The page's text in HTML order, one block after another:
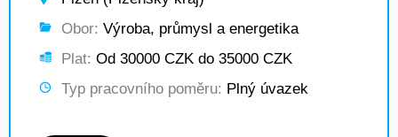
Obor: Výroba, průmysl a energetika
Plat: Od 30000 CZK do 35000 CZK
Typ pracovního poměru: Plný úvazek